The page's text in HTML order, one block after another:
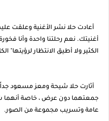
أعادت حلا نشر الأغنية وعلقت
أغنيتك. نعم رحلتنا واحدة وأنا
الكثير ولا أطيق الانتظار لرؤيتها"
أثارت حلا شيحة ومعز مسعود
جمعتهما دون عرض ، خاصة أنهما
عامة وتسريب مجموعة من الصور.